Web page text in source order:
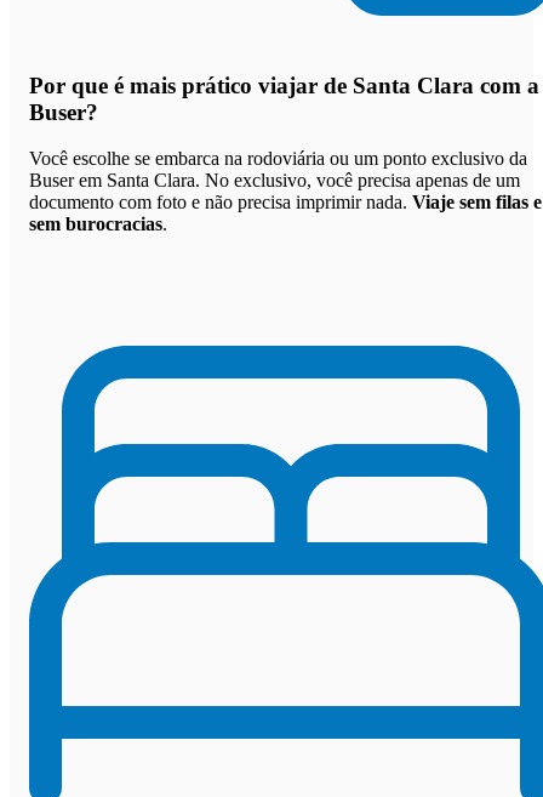
Por que é mais prático viajar de Santa Clara com a
Buser?
Você escolhe se embarca na rodoviária ou um ponto exclusivo da
Buser em Santa Clara. No exclusivo, você precisa apenas de um
documento com foto e não precisa imprimir nada. Viaje sem filas e
sem burocracias.